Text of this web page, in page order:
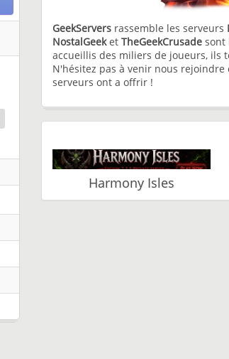
GeekServers rassemble les serveurs
NostalGeeket TheGeekCrusade sont
accueillis des miliers de joueurs, ils
N'hésitez pas à venir nous
serveurs ont a offrir !
Harmony Isles